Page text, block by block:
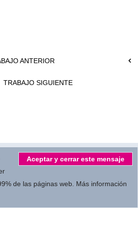
ANTERIOR
TRABAJO SIGUIENTE
byMBC Servicios Audiovisuales S.L.
Aceptar y cerrar este mensaje
de las páginas web. Más información